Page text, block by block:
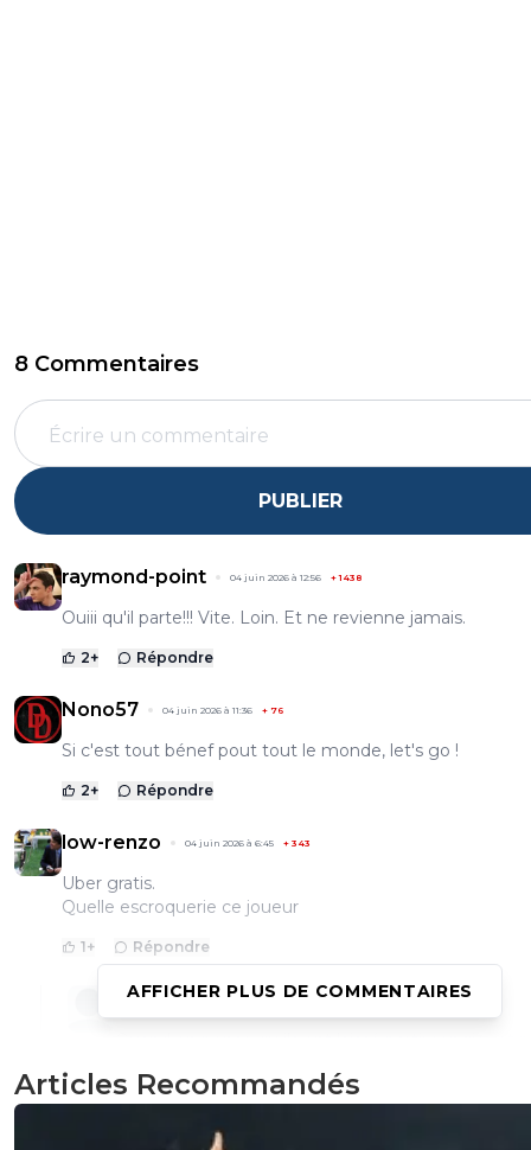
8 Commentaires
PUBLIER
raymond-point 04 juin 2026 à 12:56 +1438
Ouiii qu'il parte!!! Vite. Loin. Et ne revienne jamais.
2+ Répondre
Nono57 04 juin 2026 à 11:36 + 76
Si c'est tout bénef pout tout le monde, let's go !
2+ Répondre
low-renzo 04 juin 2026 à 6:45 + 343
Uber gratis.
Quelle escroquerie ce joueur
1+ Répondre
pastorius-pasto 04 juin 2026 à 10:12 +20
0+ Répondre
AFFICHER PLUS DE COMMENTAIRES
Articles Recommandés